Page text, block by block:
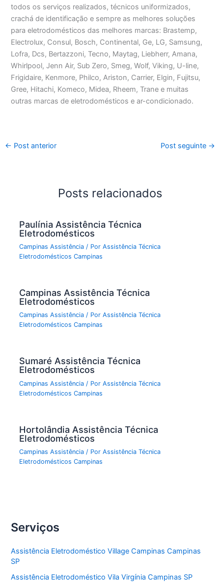
todos os serviços realizados, técnicos uniformizados,
crachá de identificação e sempre as melhores soluções
para eletrodomésticos das melhores marcas: Brastemp,
Electrolux, Consul, Bosch, Continental, Ge, LG, Samsung,
Lofra, Dcs, Bertazzoni, Tecno, Maytag, Liebherr, Amana,
Whirlpool, Jenn Air, Sub Zero, Smeg, Wolf, Viking, U-line,
Frigidaire, Kenmore, Philco, Ariston, Carrier, Elgin, Fujitsu,
Gree, Hitachi, Komeco, Midea, Rheem, Trane e muitas
outras marcas de eletrodomésticos e ar-condicionado.
← Post anterior Post seguinte →
Posts relacionados
Paulínia Assistência Técnica
Eletrodomésticos
Campinas Assistência / PorAssistência Técnica
Eletrodomésticos Campinas
Campinas Assistência Técnica
Eletrodomésticos
Campinas Assistência / PorAssistência Técnica
Eletrodomésticos Campinas
Sumaré Assistência Técnica
Eletrodomésticos
Campinas Assistência / PorAssistência Técnica
Eletrodomésticos Campinas
Hortolândia Assistência Técnica
Eletrodomésticos
Campinas Assistência / PorAssistência Técnica
Eletrodomésticos Campinas
Serviços
Assistência Eletrodoméstico Village Campinas Campinas
SP
Assistência Eletrodoméstico Vila Virgínia Campinas SP